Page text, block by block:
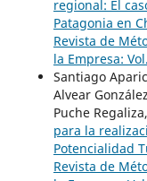
regional: El
Patagonia en
Revista de
la Empresa:
Santiago
Alvear
Puche Regaliza,
para la
Potencialidad
Revista de